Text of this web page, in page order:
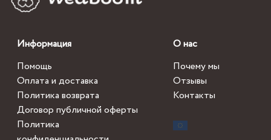
Информация
Помощь
Оплата и доставка
Политика возврата
Договор публичной оферты
Политика
О нас
Почему мы
Отзывы
Контакты